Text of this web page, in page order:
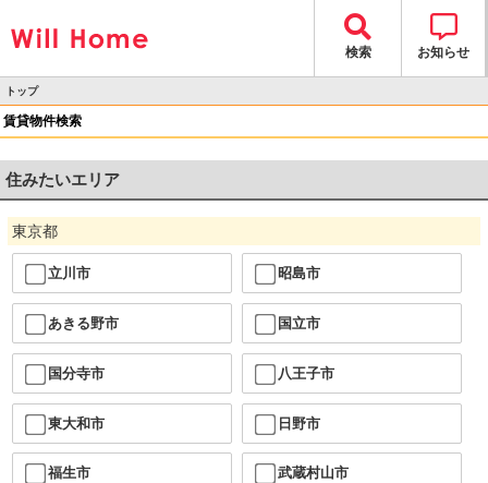
検索 お知らせ
トップ
> 賃貸物件検索
賃貸物件検索
住みたいエリア
東京都
立川市 昭島市
あきる野市 国立市
国分寺市 八王子市
東大和市 日野市
福生市 武蔵村山市